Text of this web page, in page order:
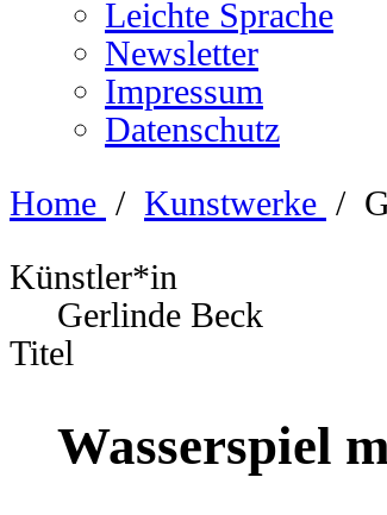
Leichte Sprache
Newsletter
Impressum
Datenschutz
Home / Kunstwerke /
Künstler*in
Gerlinde Beck
Titel
Wasserspiel